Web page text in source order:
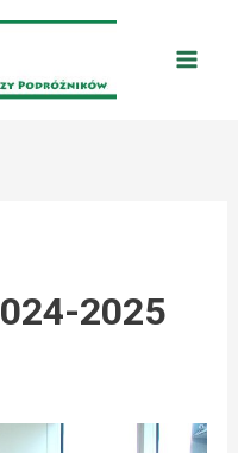
2025